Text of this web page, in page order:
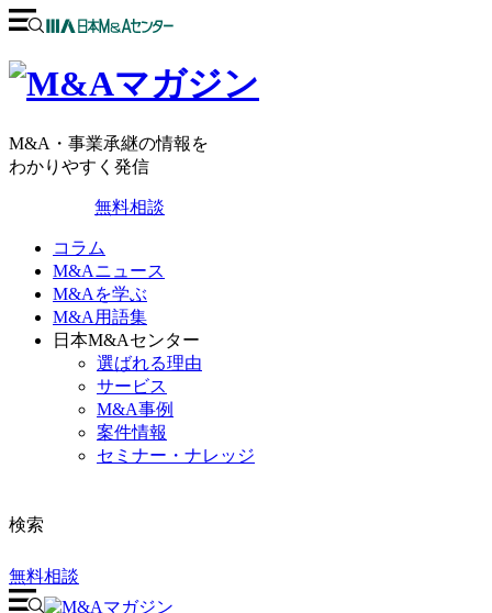
M&A・事業承継の情報を
わかりやすく発信
無料相談
コラム
M&Aニュース
M&Aを学ぶ
M&A用語集
日本M&Aセンター
選ばれる理由
サービス
M&A事例
案件情報
セミナー・ナレッジ
検索
無料相談